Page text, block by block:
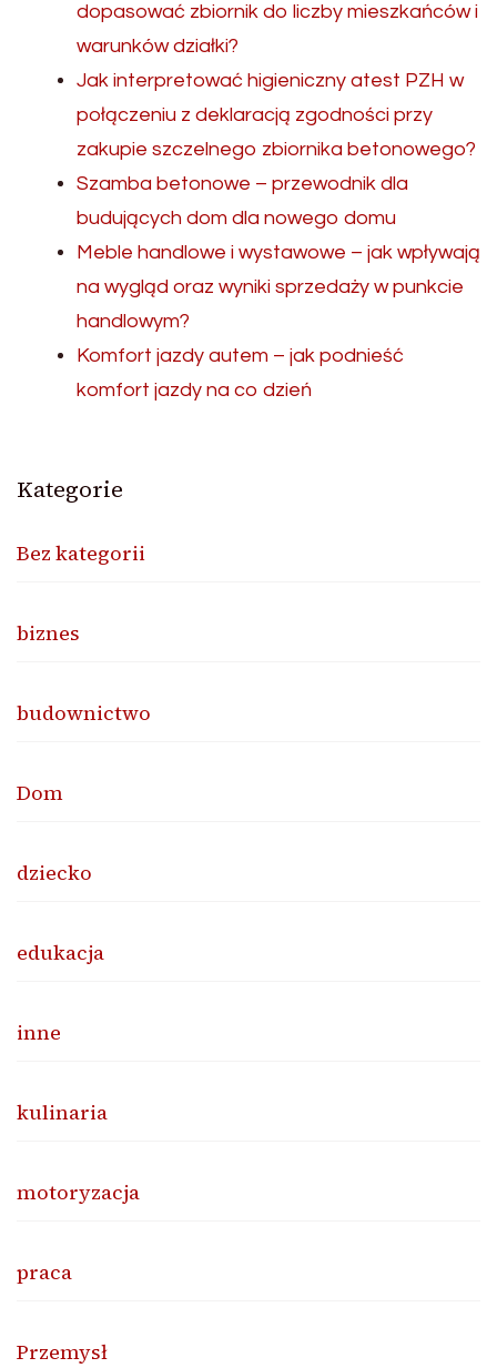
dopasować zbiornik do liczby mieszkańców i
warunków działki?
Jak interpretować higieniczny atest PZH w
połączeniu z deklaracją zgodności przy
zakupie szczelnego zbiornika betonowego?
Szamba betonowe – przewodnik dla
budujących dom dla nowego domu
Meble handlowe i wystawowe – jak wpływają
na wygląd oraz wyniki sprzedaży w punkcie
handlowym?
Komfort jazdy autem – jak podnieść
komfort jazdy na co dzień
Kategorie
Bez kategorii
biznes
budownictwo
Dom
dziecko
edukacja
inne
kulinaria
motoryzacja
praca
Przemysł